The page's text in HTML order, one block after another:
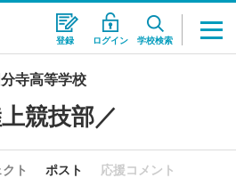
登録 ログイン 学校検索
分寺高等学校
競技部／
ト ポスト 応援コメント